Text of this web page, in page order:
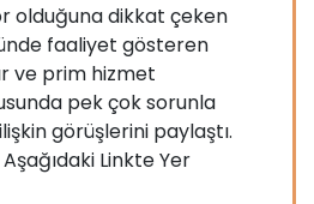
olduğuna dikkat çeken
faaliyet gösteren
ve prim hizmet
pek çok sorunla
görüşlerini paylaştı.
Linkte Yer